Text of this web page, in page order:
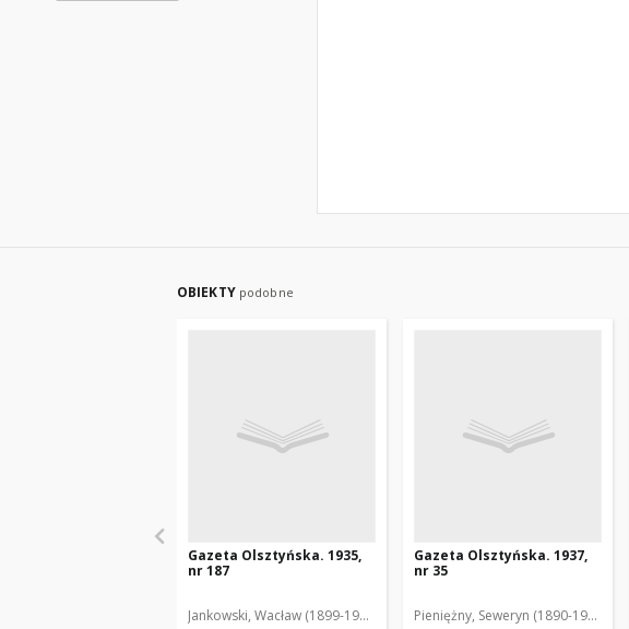
OBIEKTY podobne
Gazeta Olsztyńska. 1935,
nr 187
Jankowski, Wacław (1899-1975). Red.
Gazeta Olsztyńska. 1937,
nr 35
Pieniężny, Seweryn (1890-1940).